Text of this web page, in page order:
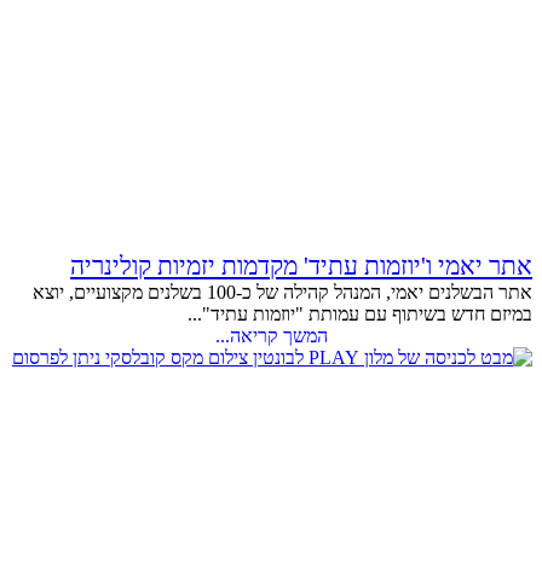
אתר יאמי ו'יוזמות עתיד' מקדמות יזמיות קולינריה
אתר הבשלנים יאמי, המנהל קהילה של כ-100 בשלנים מקצועיים, יוצא
במיזם חדש בשיתוף עם עמותת "יוזמות עתיד"...
המשך קריאה...